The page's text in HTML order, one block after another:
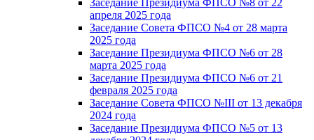
апреля 2025 года
Заседание Совета ФПСО №4 от 28 марта
2025 года
Заседание Президиума ФПСО №6 от 28
марта 2025 года
Заседание Президиума ФПСО №6 от 21
февраля 2025 года
Заседание Совета ФПСО №III от 13 декабря
2024 года
Заседание Президиума ФПСО №5 от 13